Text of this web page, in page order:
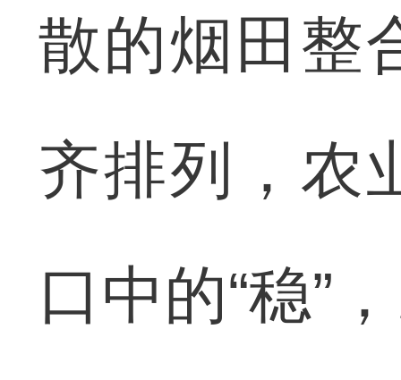
散的烟田整
齐排列，农
口中的“稳”